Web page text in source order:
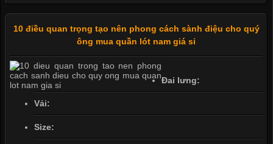
10 điều quan trọng tạo nên phong cách sành điệu cho quý
ông mua quần lót nam giá sỉ
Đai lưng:
Vải:
Size: